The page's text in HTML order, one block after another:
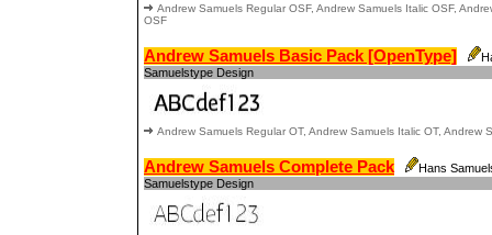
Andrew Samuels Regular OSF, Andrew Samuels Italic OSF,
OSF
Andrew Samuels Basic Pack [OpenType]
Samuelstype Design
Andrew Samuels Regular OT, Andrew Samuels Italic OT, Andrew
Andrew Samuels Complete Pack
Hans
Samuelstype Design